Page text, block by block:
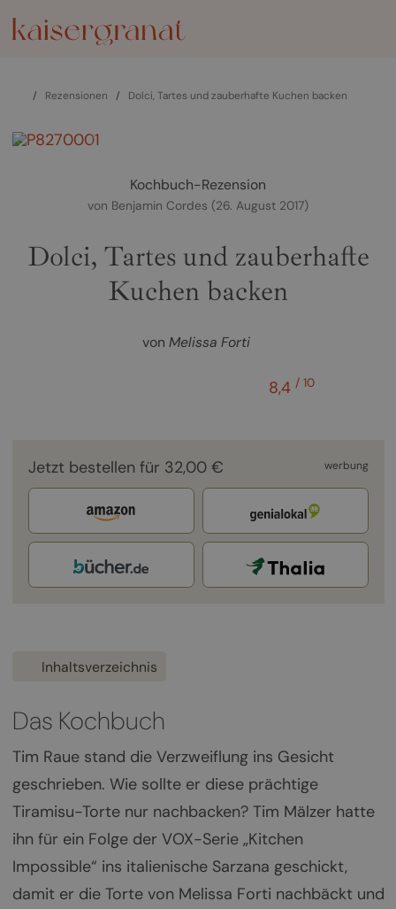
/ Rezensionen / Dolci, Tartes und zauberhafte Kuchen backen
Kochbuch-Rezension
von Benjamin Cordes (26. August 2017)
Dolci, Tartes und zauberhafte
Kuchen backen
vonMelissa Forti
8,4 / 10
zurück weiter
Jetzt bestellen für 32,00 € werbung
Inhaltsverzeichnis
Das Kochbuch
Tim Raue stand die Verzweiflung ins Gesicht
geschrieben. Wie sollte er diese prächtige
Tiramisu-Torte nur nachbacken? Tim Mälzer hatte
ihn für ein Folge der VOX-Serie „Kitchen
Impossible“ ins italienische Sarzana geschickt,
damit er die Torte von Melissa Forti nachbäckt und